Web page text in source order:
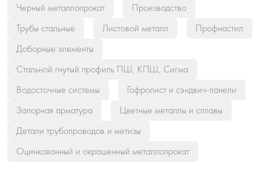
Черный металлопрокат
Производство
Трубы стальные
Листовой металл
Профнастил
Доборные элементы
Стальной гнутый профиль ПШ, КПШ, Сигма
Водосточные системы
Гофролист и сэндвич-панели
Запорная арматура
Цветные металлы и сплавы
Детали трубопроводов и метизы
Оцинкованный и окрашенный металлопрокат